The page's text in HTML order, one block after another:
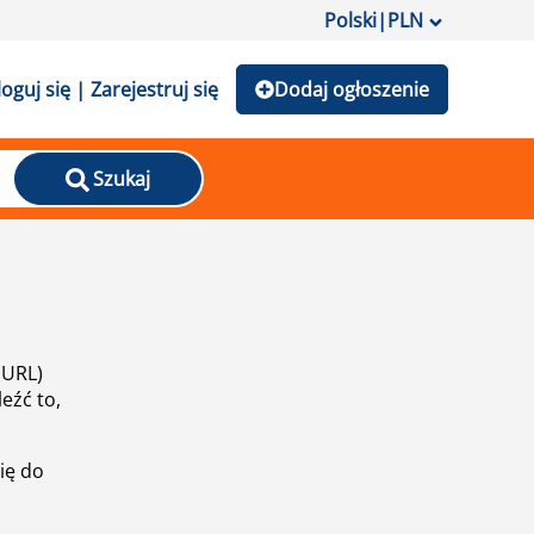
Polski|PLN
się | Zarejestruj się Dodaj ogłoszenie
Szukaj
to,
do